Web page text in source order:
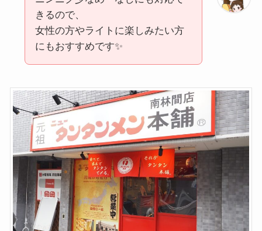
きるので、
女性の方やライトに楽しみたい方
にもおすすめです✨